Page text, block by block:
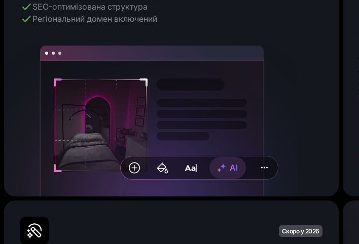
SEO-оптимізована структура
Регіональний домен включений
Скоро у 2026